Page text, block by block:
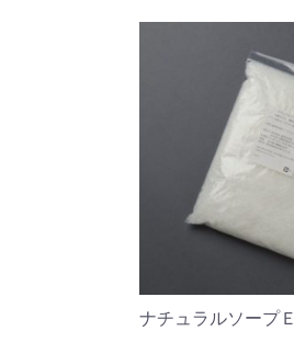
ナチュラルソープＥ